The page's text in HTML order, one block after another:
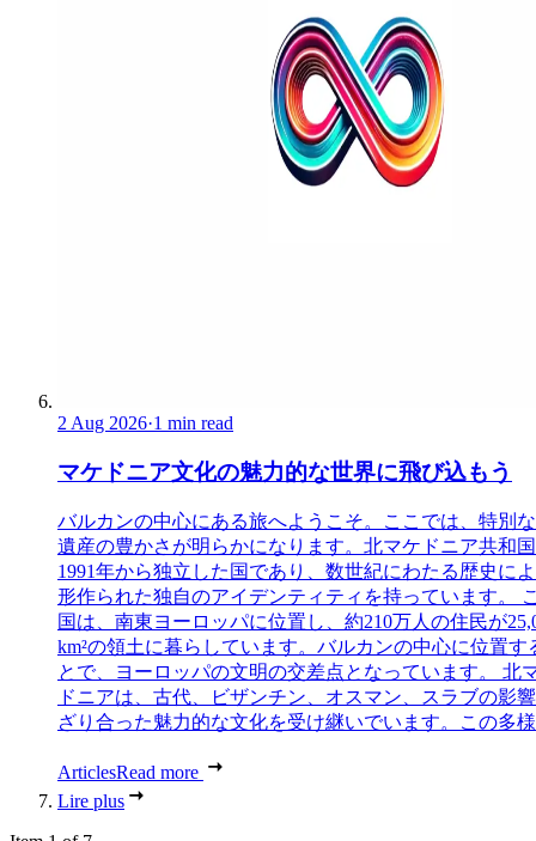
2 Aug 2026·1 min read
マケドニア文化の魅力的な世界に飛び込もう
バルカンの中心にある旅へようこそ。ここでは、特別
遺産の豊かさが明らかになります。北マケドニア共和
1991年から独立した国であり、数世紀にわたる歴史に
形作られた独自のアイデンティティを持っています。
国は、南東ヨーロッパに位置し、約210万人の住民が
km²の領土に暮らしています。バルカンの中心に位置す
とで、ヨーロッパの文明の交差点となっています。 北
ドニアは、古代、ビザンチン、オスマン、スラブの影
ざり合った魅力的な文化を受け継いでいます。この多
ArticlesRead more
Lire plus